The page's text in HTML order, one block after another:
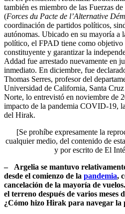
también es miembro de las Fuerzas
(Forces du Pacte de l’Alternative
coordinación de partidos políticos,
autónomas. Ubicado en su mayoría a
político, el FPAD tiene como objetivo
constituyente y garantizar la
Addad fue arrestado nuevamente en
inmediato. En diciembre, fue
Thomas Serres, profesor del
Universidad de California, Santa
Norte, lo entrevistó en noviembre de
impacto de la pandemia COVID-19,
del Hirak.
[Se prohíbe expresamente la
cualquier medio, del contenido de
y por escrito de El
–
Argelia se mantuvo
desde el comienzo de la pandemia,
cancelación de la mayoría de
el terreno después de varios meses
¿Cómo hizo Hirak para navegar la